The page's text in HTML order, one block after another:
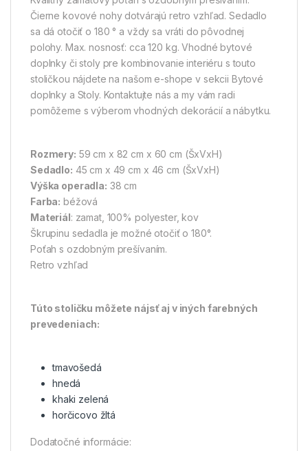
Čierne kovové nohy dotvárajú retro vzhľad. Sedadlo
sa dá otočiť o 180 ° a vždy sa vráti do pôvodnej
polohy. Max. nosnosť: cca 120 kg. Vhodné bytové
doplnky či stoly pre kombinovanie interiéru s touto
stoličkou nájdete na našom e-shope v sekcii Bytové
doplnky a Stoly. Kontaktujte nás a my vám radi
pomôžeme s výberom vhodných dekorácií a nábytku.
Rozmery: 59 cm x 82 cm x 60 cm (ŠxVxH)
Sedadlo: 45 cm x 49 cm x 46 cm (ŠxVxH)
Výška operadla: 38 cm
Farba: béžová
Materiál: zamat, 100% polyester, kov
Škrupinu sedadla je možné otočiť o 180°.
Poťah s ozdobným prešívaním.
Retro vzhľad
Túto stoličku môžete nájsť aj v iných farebných
prevedeniach:
tmavošedá
hnedá
khaki zelená
horčicovo žltá
Dodatočné informácie: